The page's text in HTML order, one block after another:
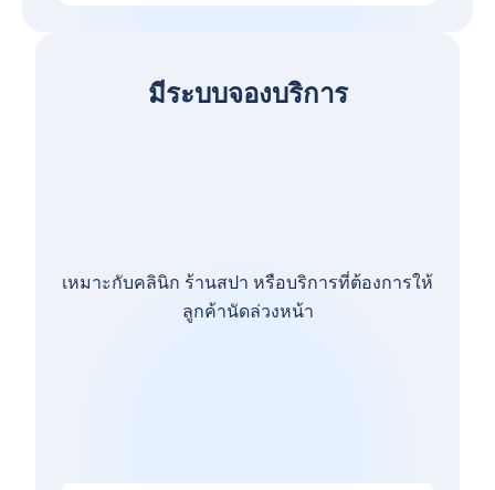
มีระบบจองบริการ
เหมาะกับคลินิก ร้านสปา หรือบริการที่ต้องการให้
ลูกค้านัดล่วงหน้า